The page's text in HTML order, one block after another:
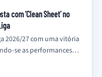
com ‘Clean Sheet’ no
2026/27 com uma vitória
se as performances